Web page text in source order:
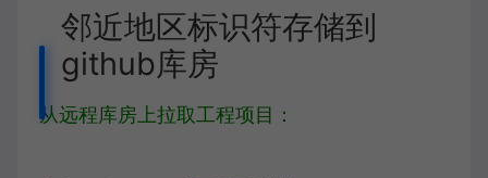
邻近地区标识符存储到
github库房
从远程库房上拉取工程项目：